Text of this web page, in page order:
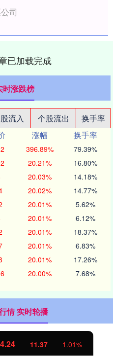
司
已加载完成
时涨跌榜
流入 个股流出
换手率
涨幅
换手率
396.89% 79.39%
20.21% 16.80%
20.03% 14.18%
20.02% 14.77%
20.01% 5.62%
20.01% 6.12%
20.01% 18.37%
20.01% 6.83%
20.01% 17.26%
20.00% 7.68%
情 实时轮播
11.37 1.01%